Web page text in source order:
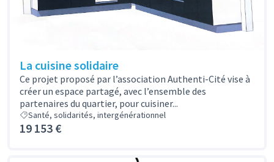
La cuisine solidaire
Ce projet proposé par l’association Authenti-Cité vise à
créer un espace partagé, avec l’ensemble des
partenaires du quartier, pour cuisiner...
Santé, solidarités, intergénérationnel
19 153 €